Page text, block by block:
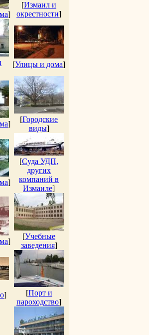
]
[Измаил и
окрестности]
[Улицы и дома]
]
[Городские
виды]
]
[Суда УДП,
других
компаний в
Измаиле]
]
[Учебные
заведения]
] [Порт и
пароходство]